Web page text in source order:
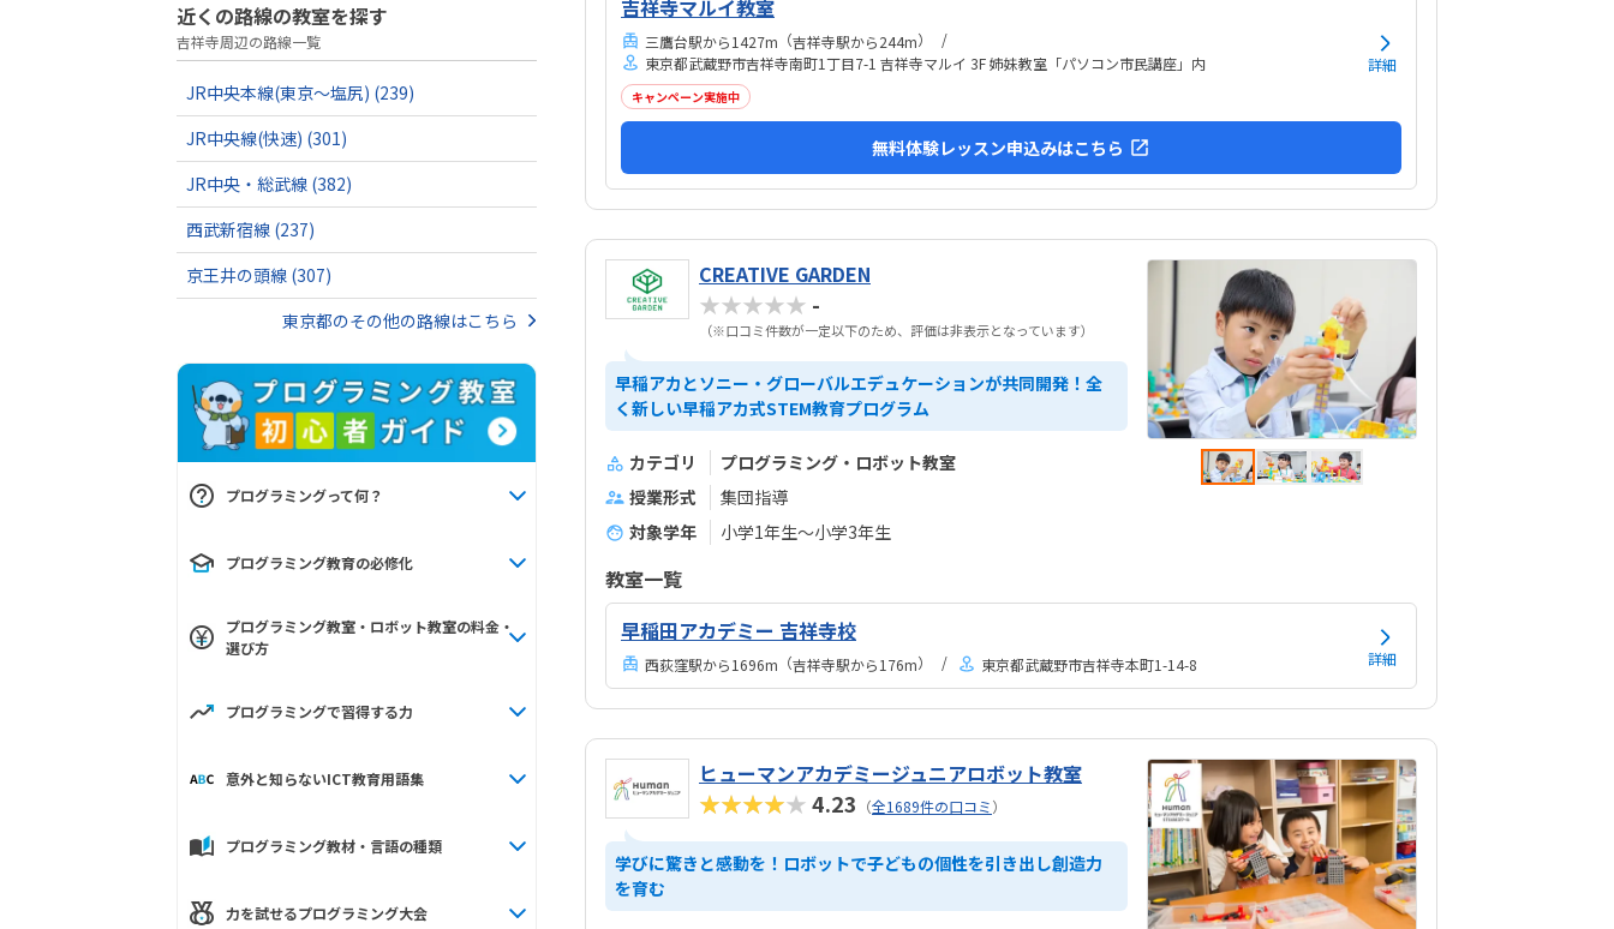
近くの路線の教室を探す
吉祥寺周辺の路線一覧
JR中央本線(東京～塩尻) (239)
JR中央線(快速) (301)
JR中央・総武線 (382)
西武新宿線 (237)
京王井の頭線 (307)
東京都のその他の路線はこちら
プログラミングって何？
プログラミング教育の必修化
プログラミング教室・ロボット教室の料金・
選び方
プログラミングで習得する力
意外と知らないICT教育用語集
プログラミング教材・言語の種類
力を試せるプログラミング大会
た。
して下さっているのが伝わります特にありません特に
ありません
吉祥寺マルイ教室
三鷹台駅から1427m （吉祥寺駅から244m）
東京都武蔵野市吉祥寺南町1丁目7-1 吉祥寺マルイ 3F 姉妹教室「パソコン市民講座」内
キャンペーン実施中
詳細
無料体験レッスン申込みはこちら
CREATIVE GARDEN
★★★★★ -
（※口コミ件数が一定以下のため、評価は非表示となっています）
早稲アカとソニー・グローバルエデュケーションが共同開発！全
く新しい早稲アカ式STEM教育プログラム
カテゴリ
プログラミング・ロボット教室
授業形式
集団指導
対象学年
小学1年生～小学3年生
教室一覧
早稲田アカデミー 吉祥寺校
西荻窪駅から1696m （吉祥寺駅から176m） 東京都武蔵野市吉祥寺本町1-14-8 詳細
ヒューマンアカデミージュニアロボット教室
★★★★★4.23 （全1689件の口コミ）
学びに驚きと感動を！ロボットで子どもの個性を引き出し創造力
を育む